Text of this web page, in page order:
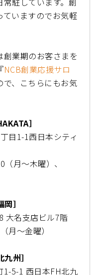
いますのでお気軽
業期のお客さまを
NCB創業応援サロ
、こちらにもお気
］
目1-1西日本シティ
月〜木曜）、
］
大名支店ビル7階
月〜金曜）
州］
1-5-1 西日本FH北九